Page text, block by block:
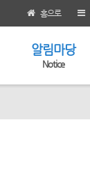
홈으로
알림마당
Notice